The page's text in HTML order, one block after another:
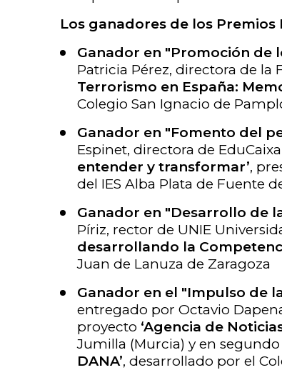
Los ganadores de los Premios
Ganador en "Promoción de
Patricia Pérez, directora de
Terrorismo en España:
Colegio San Ignacio de
Ganador en "Fomento del
Espinet, directora de
entender y transformar’,
del IES Alba Plata de Fuente
Ganador en "Desarrollo de
Píriz, rector de UNIE
desarrollando la
Juan de Lanuza de Zaragoza
Ganador en el "Impulso de
entregado por Octavio
proyecto ‘Agencia de
Jumilla (Murcia) y en
DANA’, desarrollado por el